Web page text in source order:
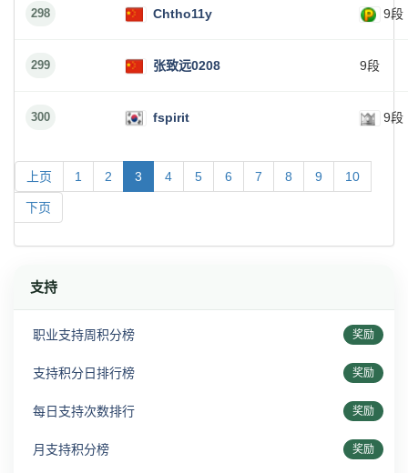
298 Chtho11y 9段
299 张致远0208 9段
300 fspirit 9段
上页 1 2 3 4 5 6 7 8 9 10
下页
支持
职业支持周积分榜 奖励
支持积分日排行榜 奖励
每日支持次数排行 奖励
月支持积分榜 奖励